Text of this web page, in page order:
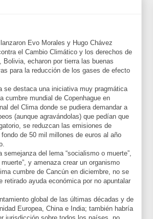
Evo Morales y Hugo Chávez
el Cambio Climático y los derechos de
Bolivia, echaron por tierra las buenas
para la reducción de los gases de efecto
se destaca una iniciativa muy pragmática
cumbre mundial de Copenhague en
del Clima donde se pudiera demandar a
(aunque agravándolas) que pedían que
se reduzcan las emisiones de
de 50 mil millones de euros al año
del lema “socialismo o muerte”,
y amenaza crear un organismo
cumbre de Cancún en diciembre, no se
retirado ayuda económica por no apuntalar
global de las últimas décadas y de
Europea, China e India; también habría